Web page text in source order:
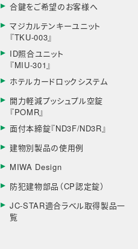
合鍵をご希望のお客様へ
マジカルテンキーユニット
『TKU-003』
ID照合ユニット
『MIU-301』
ホテルカードロックシステム
開力軽減プッシュプル空錠
『POMR』
面付本締錠『ND3F/ND3R』
建物別製品の使用例
MIWA Design
防犯建物部品（CP認定錠）
JC-STAR適合ラベル取得製品一
覧